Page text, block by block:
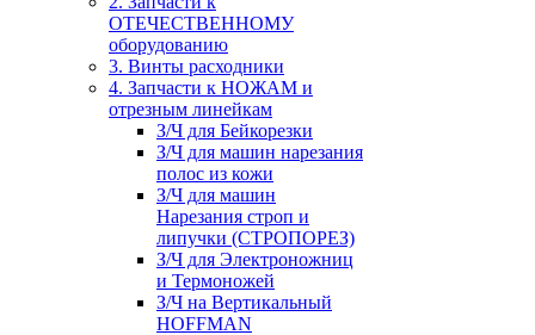
ОТЕЧЕСТВЕННОМУ
оборудованию
3. Винты расходники
4. Запчасти к НОЖАМ и
отрезным линейкам
З/Ч для Бейкорезки
З/Ч для машин нарезания
полос из кожи
З/Ч для машин
Нарезания строп и
липучки (СТРОПОРЕЗ)
З/Ч для Электроножниц
и Термоножей
З/Ч на Вертикальный
HOFFMAN